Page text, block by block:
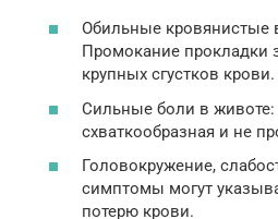
Обильные кровянистые
Промокание прокладки
крупных сгустков крови.
Сильные боли в
схваткообразная и не
Головокружение,
симптомы могут
потерю крови.